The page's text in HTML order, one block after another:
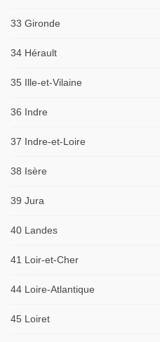
33 Gironde
34 Hérault
35 Ille-et-Vilaine
36 Indre
37 Indre-et-Loire
38 Isère
39 Jura
40 Landes
41 Loir-et-Cher
44 Loire-Atlantique
45 Loiret